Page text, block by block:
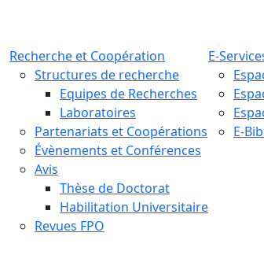
Recherche et Coopération
Structures de recherche
Equipes de Recherches
Laboratoires
Partenariats et Coopérations
Évènements et Conférences
Avis
Thèse de Doctorat
Habilitation Universitaire
Revues FPO
E-
E-